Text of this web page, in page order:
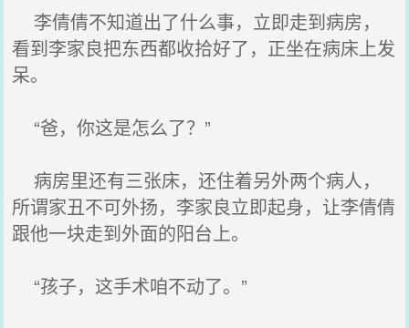
李倩倩不知道出了什么事，立即走到病房，
看到李家良把东西都收拾好了，正坐在病床上发
呆。
“爸，你这是怎么了？”
病房里还有三张床，还住着另外两个病人，
所谓家丑不可外扬，李家良立即起身，让李倩倩
跟他一块走到外面的阳台上。
“孩子，这手术咱不动了。”